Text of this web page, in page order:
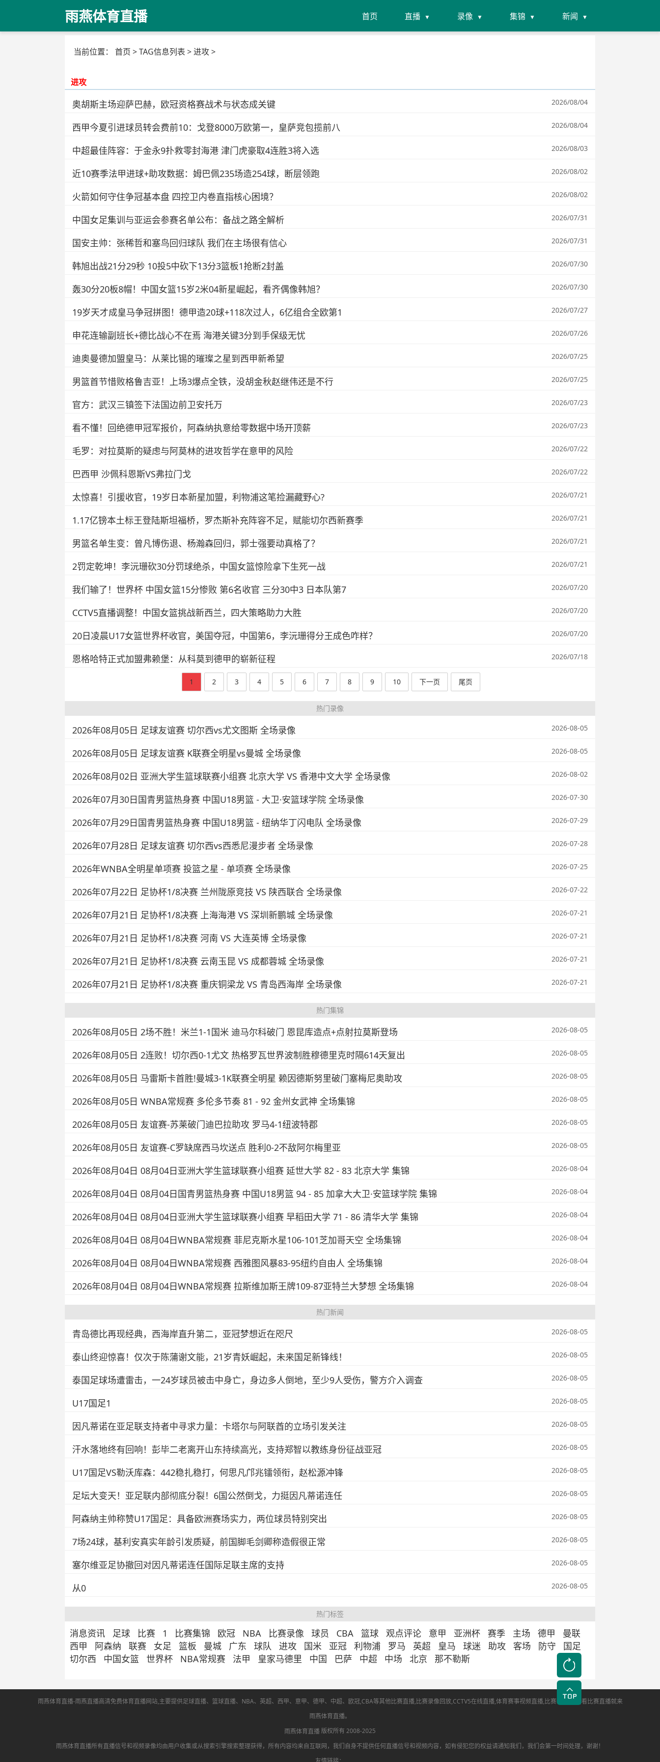
雨燕体育直播 首页 直播 录像 集锦 新闻
当前位置： 首页 > TAG信息列表 > 进攻 >
进攻
奥胡斯主场迎萨巴赫，欧冠资格赛战术与状态成关键 2026/08/04
西甲今夏引进球员转会费前10：戈登8000万欧第一，皇萨竞包揽前八 2026/08/04
中超最佳阵容：于金永9扑救零封海港 津门虎豪取4连胜3将入选 2026/08/03
近10赛季法甲进球+助攻数据：姆巴佩235场造254球，断层领跑 2026/08/02
火箭如何守住争冠基本盘 四控卫内卷直指核心困境？ 2026/08/02
中国女足集训与亚运会参赛名单公布：备战之路全解析 2026/07/31
国安主帅：张稀哲和塞鸟回归球队 我们在主场很有信心 2026/07/31
韩旭出战21分29秒 10投5中砍下13分3篮板1抢断2封盖 2026/07/30
轰30分20板8帽！中国女篮15岁2米04新星崛起，看齐偶像韩旭？ 2026/07/30
19岁天才成皇马争冠拼图！德甲造20球+118次过人，6亿组合全欧第1 2026/07/27
申花连输副班长+德比战心不在焉 海港关键3分到手保级无忧 2026/07/26
迪奥曼德加盟皇马：从莱比锡的璀璨之星到西甲新希望 2026/07/25
男篮首节惜败格鲁吉亚！上场3爆点全铁，没胡金秋赵继伟还是不行 2026/07/25
官方：武汉三镇签下法国边前卫安托万 2026/07/23
看不懂！回绝德甲冠军报价，阿森纳执意给零数据中场开顶薪 2026/07/23
毛罗：对拉莫斯的疑虑与阿莫林的进攻哲学在意甲的风险 2026/07/22
巴西甲 沙佩科恩斯VS弗拉门戈 2026/07/22
太惊喜！引援收官，19岁日本新星加盟，利物浦这笔捡漏藏野心? 2026/07/21
1.17亿镑本土标王登陆斯坦福桥，罗杰斯补充阵容不足，赋能切尔西新赛季 2026/07/21
男篮名单生变：曾凡博伤退、杨瀚森回归，郭士强要动真格了？ 2026/07/21
2罚定乾坤！李沅珊砍30分罚球绝杀，中国女篮惊险拿下生死一战 2026/07/21
我们输了！世界杯 中国女篮15分惨败 第6名收官 三分30中3 日本队第7 2026/07/20
CCTV5直播调整！中国女篮挑战新西兰，四大策略助力大胜 2026/07/20
20日凌晨U17女篮世界杯收官，美国夺冠，中国第6，李沅珊得分王成色咋样？ 2026/07/20
恩格哈特正式加盟弗赖堡：从科莫到德甲的崭新征程 2026/07/18
1 2 3 4 5 6 7 8 9 10 下一页 尾页
热门录像
2026年08月05日 足球友谊赛 切尔西vs尤文图斯 全场录像 2026-08-05
2026年08月05日 足球友谊赛 K联赛全明星vs曼城 全场录像 2026-08-05
2026年08月02日 亚洲大学生篮球联赛小组赛 北京大学 VS 香港中文大学 全场录像 2026-08-02
2026年07月30日国青男篮热身赛 中国U18男篮 - 大卫·安篮球学院 全场录像 2026-07-30
2026年07月29日国青男篮热身赛 中国U18男篮 - 纽纳华丁闪电队 全场录像 2026-07-29
2026年07月28日 足球友谊赛 切尔西vs西悉尼漫步者 全场录像 2026-07-28
2026年WNBA全明星单项赛 投篮之星 - 单项赛 全场录像 2026-07-25
2026年07月22日 足协杯1/8决赛 兰州陇原竞技 VS 陕西联合 全场录像 2026-07-22
2026年07月21日 足协杯1/8决赛 上海海港 VS 深圳新鹏城 全场录像 2026-07-21
2026年07月21日 足协杯1/8决赛 河南 VS 大连英博 全场录像 2026-07-21
2026年07月21日 足协杯1/8决赛 云南玉昆 VS 成都蓉城 全场录像 2026-07-21
2026年07月21日 足协杯1/8决赛 重庆铜梁龙 VS 青岛西海岸 全场录像 2026-07-21
热门集锦
2026年08月05日 2场不胜！米兰1-1国米 迪马尔科破门 恩昆库造点+点射拉莫斯登场 2026-08-05
2026年08月05日 2连败！切尔西0-1尤文 热格罗瓦世界波制胜穆德里克时隔614天复出 2026-08-05
2026年08月05日 马雷斯卡首胜!曼城3-1K联赛全明星 赖因德斯努里破门塞梅尼奥助攻 2026-08-05
2026年08月05日 WNBA常规赛 多伦多节奏 81 - 92 金州女武神 全场集锦 2026-08-05
2026年08月05日 友谊赛-苏莱破门迪巴拉助攻 罗马4-1纽波特郡 2026-08-05
2026年08月05日 友谊赛-C罗缺席西马坎送点 胜利0-2不敌阿尔梅里亚 2026-08-05
2026年08月04日 08月04日亚洲大学生篮球联赛小组赛 延世大学 82 - 83 北京大学 集锦 2026-08-04
2026年08月04日 08月04日国青男篮热身赛 中国U18男篮 94 - 85 加拿大大卫·安篮球学院 集锦 2026-08-04
2026年08月04日 08月04日亚洲大学生篮球联赛小组赛 早稻田大学 71 - 86 清华大学 集锦 2026-08-04
2026年08月04日 08月04日WNBA常规赛 菲尼克斯水星106-101芝加哥天空 全场集锦 2026-08-04
2026年08月04日 08月04日WNBA常规赛 西雅图风暴83-95纽约自由人 全场集锦 2026-08-04
2026年08月04日 08月04日WNBA常规赛 拉斯维加斯王牌109-87亚特兰大梦想 全场集锦 2026-08-04
热门新闻
青岛德比再现经典，西海岸直升第二，亚冠梦想近在咫尺 2026-08-05
泰山终迎惊喜！仅次于陈蒲谢文能，21岁青妖崛起，未来国足新锋线！ 2026-08-05
泰国足球场遭雷击，一24岁球员被击中身亡，身边多人倒地，至少9人受伤，警方介入调查 2026-08-05
U17国足1 2026-08-05
因凡蒂诺在亚足联支持者中寻求力量：卡塔尔与阿联酋的立场引发关注 2026-08-05
汗水落地终有回响！彭毕二老离开山东持续高光，支持郑智以教练身份征战亚冠 2026-08-05
U17国足VS勒沃库森：442稳扎稳打，何思凡邝兆镭领衔，赵松源冲锋 2026-08-05
足坛大变天！亚足联内部彻底分裂！6国公然倒戈，力挺因凡蒂诺连任 2026-08-05
阿森纳主帅称赞U17国足：具备欧洲赛场实力，两位球员特别突出 2026-08-05
7场24球，基利安真实年龄引发质疑，前国脚毛剑卿称造假很正常 2026-08-05
塞尔维亚足协撤回对因凡蒂诺连任国际足联主席的支持 2026-08-05
从0 2026-08-05
热门标签
消息资讯 足球 比赛 1 比赛集锦 欧冠 NBA 比赛录像 球员 CBA 篮球 观点评论 意甲 亚洲杯 赛季 主场 德甲
曼联
西甲
阿森纳 联赛 女足 篮板 曼城 广东 球队 进攻 国米 亚冠 利物浦 罗马 英超 皇马 球迷 助攻 客场 防守
国足
切尔西
中国女篮 世界杯 NBA常规赛 法甲 皇家马德里 中国 巴萨 中超 中场 北京 那不勒斯
雨燕体育直播-雨燕直播高清免费体育直播网站,主要提供足球直播、篮球直播、NBA、英超、西甲、意甲、德甲、中超、欧冠,CBA等其他比赛直播,比赛录像回放,CCTV5在线直播,体育赛事视频直播,比赛新闻报道,看比赛直播就来
雨燕体育直播。
雨燕体育直播版权所有 2008-2025
雨燕体育直播所有直播信号和视频录像均由用户收集或从搜索引擎搜索整理获得，所有内容均来自互联网，我们自身不提供任何直播信号和视频内容，如有侵犯您的权益请通知我们，我们会第一时间处理，谢谢！